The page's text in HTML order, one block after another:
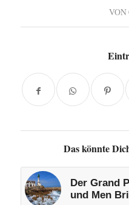
VON
Das könnte
Der Grand
und Men